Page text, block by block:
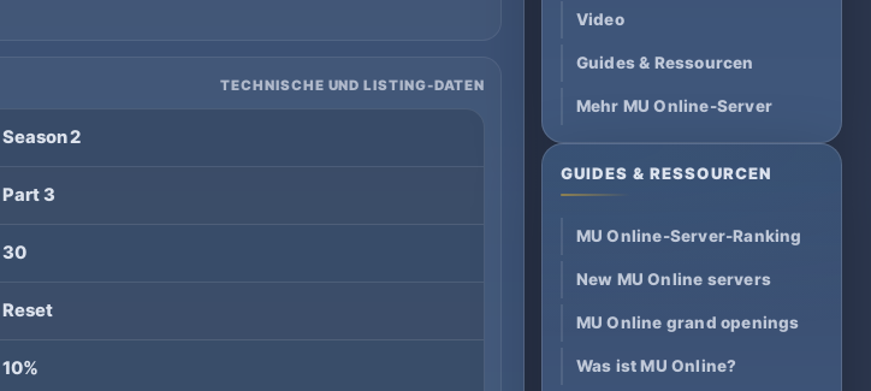
TECHNISCHE UND LISTING-DATEN
Season 2
Part 3
30
Reset
10%
Video
Guides & Ressourcen
Mehr MU Online-Server
GUIDES & RESSOURCEN
MU Online-Server-Ranking
New MU Online servers
MU Online grand openings
Was ist MU Online?